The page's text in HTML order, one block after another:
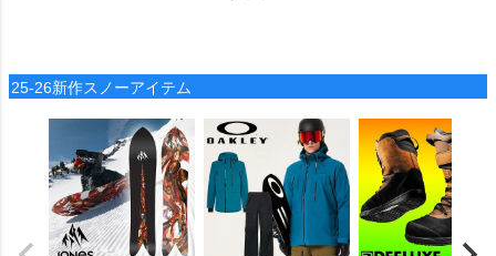
25-26新作スノーアイテム